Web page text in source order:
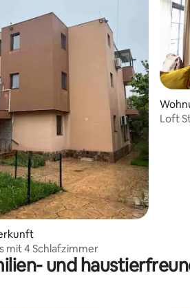
4,25 von 5, 4 Bewertungen
mit 4 Schlafzimmer
Loft
und